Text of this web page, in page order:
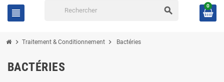
view_headline search 0
chevron_right Traitement & Conditionnement chevron_right Bactéries
BACTÉRIES